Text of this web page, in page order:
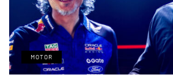
MOTOR